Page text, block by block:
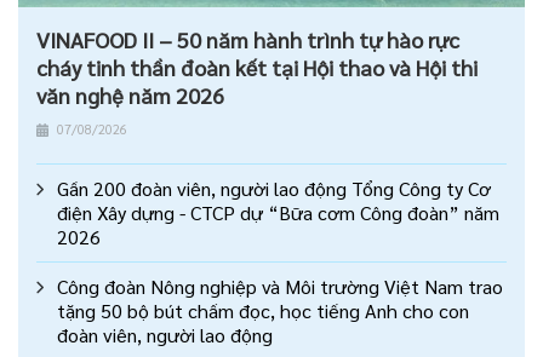
VINAFOOD II – 50 năm hành trình tự hào rực
cháy tinh thần đoàn kết tại Hội thao và Hội thi
văn nghệ năm 2026
07/08/2026
Gần 200 đoàn viên, người lao động Tổng Công ty Cơ
điện Xây dựng - CTCP dự “Bữa cơm Công đoàn” năm
2026
Công đoàn Nông nghiệp và Môi trường Việt Nam trao
tặng 50 bộ bút chấm đọc, học tiếng Anh cho con
đoàn viên, người lao động